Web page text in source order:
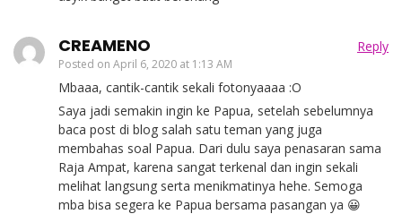
CREAMENO
Posted on April 6, 2020 at 1:13 AM
Reply
Mbaaa, cantik-cantik sekali fotonyaaaa :O
Saya jadi semakin ingin ke Papua, setelah sebelumnya
baca post di blog salah satu teman yang juga
membahas soal Papua. Dari dulu saya penasaran sama
Raja Ampat, karena sangat terkenal dan ingin sekali
melihat langsung serta menikmatinya hehe. Semoga
mba bisa segera ke Papua bersama pasangan ya 😀